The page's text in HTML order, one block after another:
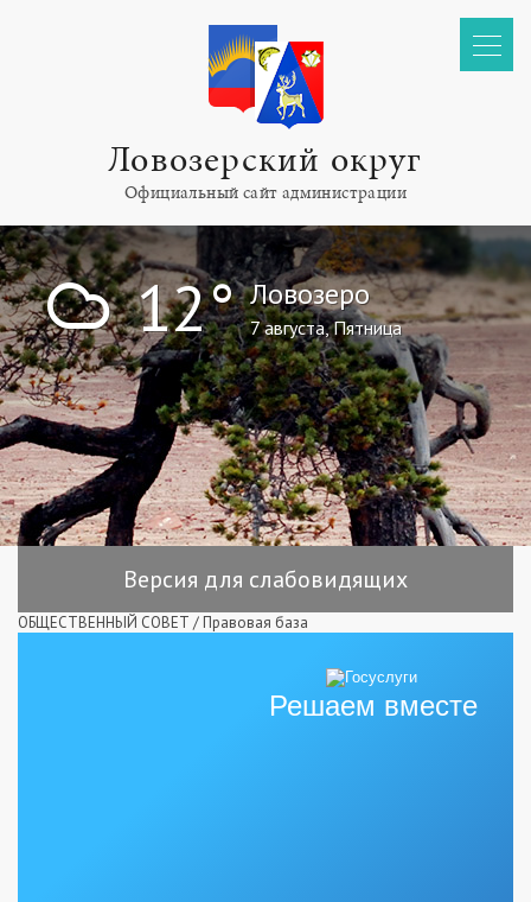
Ловозерский округ
Официальный сайт администрации
! 12° Ловозеро
7 августа, Пятница
Версия для слабовидящих
ОБЩЕСТВЕННЫЙ СОВЕТ / Правовая база
Решаем вместе